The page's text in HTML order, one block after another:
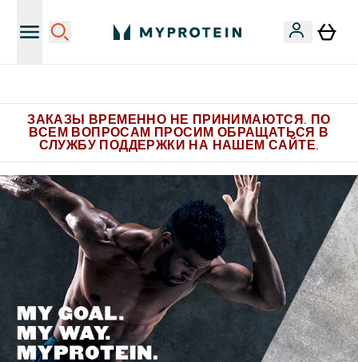
ЗАКАЗЫ ВРЕМЕННО НЕ ПРИНИМАЮТСЯ. ПО
ВСЕМ ВОПРОСАМ ПРОСИМ ОБРАЩАТЬСЯ В
СЛУЖБУ ПОДДЕРЖКИ НА НАШЕМ САЙТЕ.